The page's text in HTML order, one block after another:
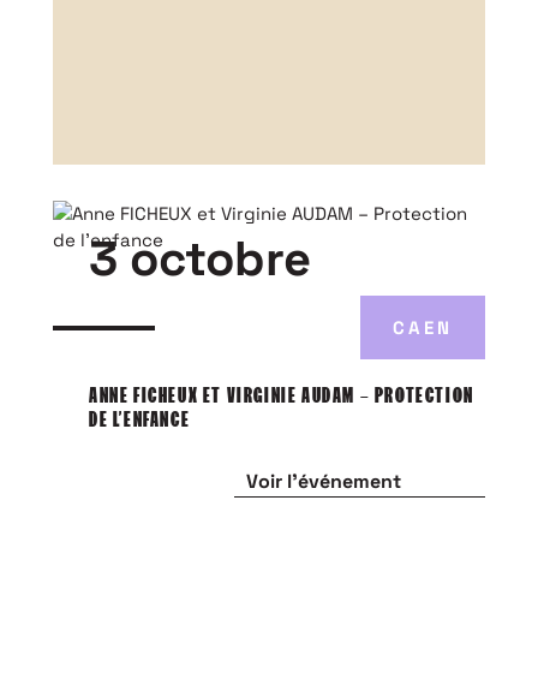
3 octobre
CAEN
ANNE FICHEUX ET VIRGINIE AUDAM – PROTECTION
DE L’ENFANCE
Voir l'événement